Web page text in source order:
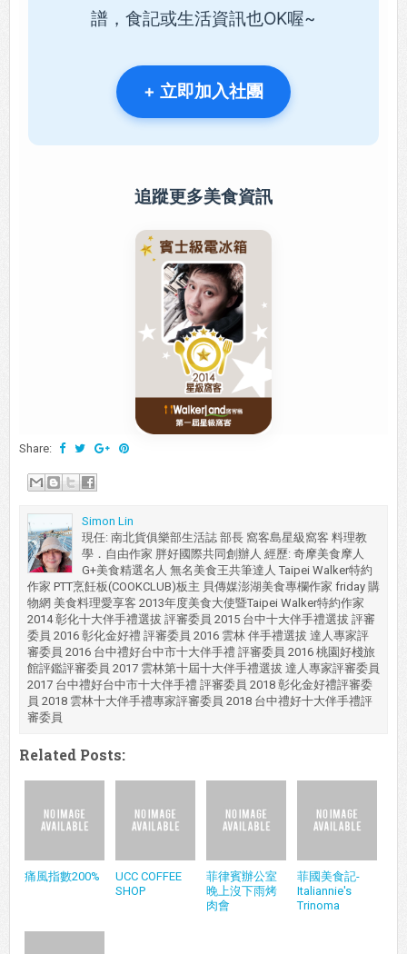
譜，食記或生活資訊也OK喔~
+ 立即加入社團
追蹤更多美食資訊
Share:
Simon Lin
現任: 南北貨俱樂部生活誌 部長 窩客島星級窩客 料理教
學．自由作家 胖好國際共同創辦人 經歷: 奇摩美食摩人
G+美食精選名人 無名美食王共筆達人 Taipei Walker特約
作家 PTT烹飪板(COOKCLUB)板主 貝傳媒澎湖美食專欄作家 friday 購
物網 美食料理愛享客 2013年度美食大使暨Taipei Walker特約作家
2014 彰化十大伴手禮選拔 評審委員 2015 台中十大伴手禮選拔 評審
委員 2016 彰化金好禮 評審委員 2016 雲林 伴手禮選拔 達人專家評
審委員 2016 台中禮好台中市十大伴手禮 評審委員 2016 桃園好棧旅
館評鑑評審委員 2017 雲林第十屆十大伴手禮選拔 達人專家評審委員
2017 台中禮好台中市十大伴手禮 評審委員 2018 彰化金好禮評審委
員 2018 雲林十大伴手禮專家評審委員 2018 台中禮好十大伴手禮評
審委員
Related Posts:
痛風指數200%
UCC COFFEE
SHOP
菲律賓辦公室
晚上沒下雨烤
肉會
菲國美食記-
Italiannie's
Trinoma